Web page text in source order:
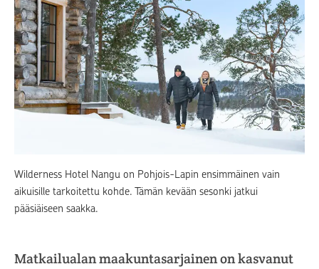
Wilderness Hotel Nangu on Pohjois-Lapin ensimmäinen vain
aikuisille tarkoitettu kohde. Tämän kevään sesonki jatkui
pääsiäiseen saakka.
Matkailualan maakuntasarjainen on kasvanut